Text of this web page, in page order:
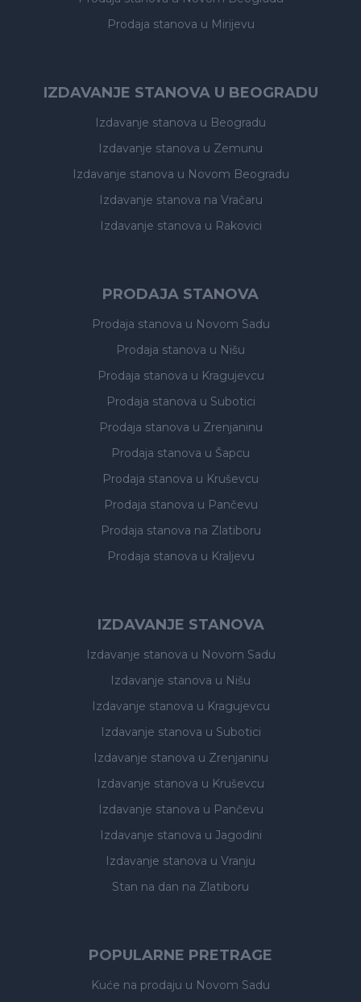
Prodaja stanova u Mirijevu
IZDAVANJE STANOVA U BEOGRADU
Izdavanje stanova u Beogradu
Izdavanje stanova u Zemunu
Izdavanje stanova u Novom Beogradu
Izdavanje stanova na Vračaru
Izdavanje stanova u Rakovici
PRODAJA STANOVA
Prodaja stanova u Novom Sadu
Prodaja stanova u Nišu
Prodaja stanova u Kragujevcu
Prodaja stanova u Subotici
Prodaja stanova u Zrenjaninu
Prodaja stanova u Šapcu
Prodaja stanova u Kruševcu
Prodaja stanova u Pančevu
Prodaja stanova na Zlatiboru
Prodaja stanova u Kraljevu
IZDAVANJE STANOVA
Izdavanje stanova u Novom Sadu
Izdavanje stanova u Nišu
Izdavanje stanova u Kragujevcu
Izdavanje stanova u Subotici
Izdavanje stanova u Zrenjaninu
Izdavanje stanova u Kruševcu
Izdavanje stanova u Pančevu
Izdavanje stanova u Jagodini
Izdavanje stanova u Vranju
Stan na dan na Zlatiboru
POPULARNE PRETRAGE
Kuće na prodaju u Novom Sadu